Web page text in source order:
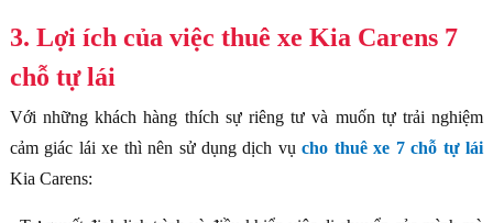
3. Lợi ích của việc thuê xe Kia Carens 7
chỗ tự lái
Với những khách hàng thích sự riêng tư và muốn tự trải nghiệm
cảm giác lái xe thì nên sử dụng dịch vụcho thuê xe 7 chỗ tự lái
Kia Carens: